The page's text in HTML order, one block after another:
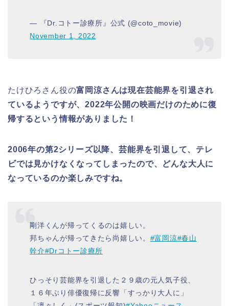
— 『Dr.コトー診療所』公式 (@coto_movie)
November 1, 2022
たけひろさん役の富岡涼さんは現在芸能界を引退され
ているようですが、2022年公開の映画だけのために復
帰するという情報がありました！
2006年の第2シリーズ以降、芸能界を引退して、テレ
ビでは見かけなくなってしまったので、どんな大人に
なっているのか楽しみですね。
剛洋くんが帰ってくるのは嬉しい。
邦ちゃんが帰ってきたら尚嬉しい。 #富岡涼#春山
幹介#Drコトー診療所
ひっそり芸能界を引退した２９歳の元人気子役、
１６年ぶり俳優復帰に反響「すっかり大人に」